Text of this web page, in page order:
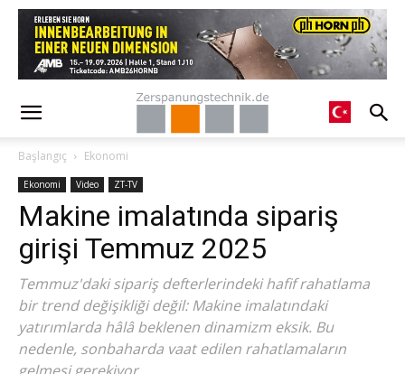
Başlangıç Ekonomi
Ekonomi Video ZT-TV
Makine imalatında sipariş
girişi Temmuz 2025
Temmuz'daki sipariş defterlerindeki hafif rahatlama
bir trend değişikliği değil: Makine imalatındaki
yatırımlarda hâlâ beklenen dinamizm eksik. Bu
nedenle, sonbaharda vaat edilen rahatlamaların